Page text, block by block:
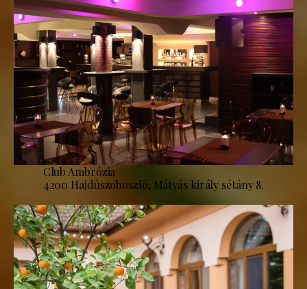
Club Ambrózia
4200 Hajdúszoboszló, Mátyás király sétány 8.